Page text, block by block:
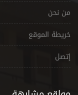
من نحن
خريطة الموقع
إتصل